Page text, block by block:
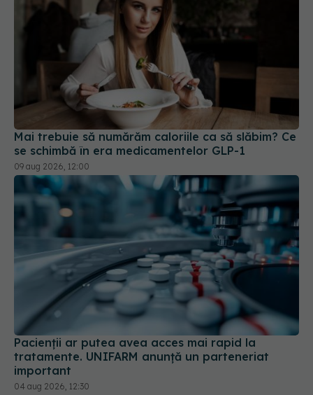
Mai trebuie să numărăm caloriile ca să slăbim? Ce
se schimbă în era medicamentelor GLP-1
09 aug 2026, 12:00
Pacienții ar putea avea acces mai rapid la
tratamente. UNIFARM anunță un parteneriat
important
04 aug 2026, 12:30